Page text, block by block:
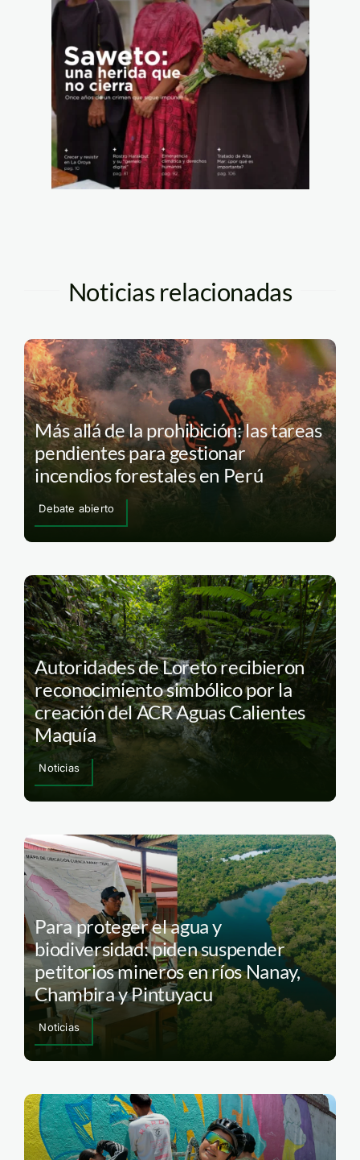
Noticias relacionadas
Más allá de la prohibición: las tareas
pendientes para gestionar
incendios forestales en Perú
Debate abierto
Autoridades de Loreto recibieron
reconocimiento simbólico por la
creación del ACR Aguas Calientes
Maquía
Noticias
Para proteger el agua y
biodiversidad: piden suspender
petitorios mineros en ríos Nanay,
Chambira y Pintuyacu
Noticias